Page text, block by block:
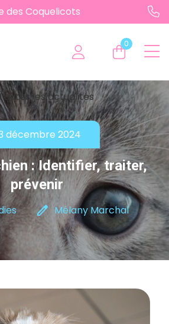
des Coquelicots
0
les actualités
décembre 2024
: Identifier, traiter,
prévenir
edit Mélany Marchal